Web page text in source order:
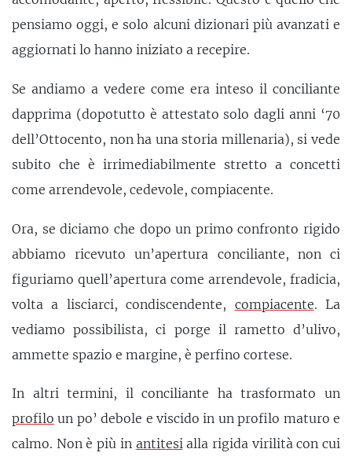
pensiamo oggi, e solo alcuni dizionari più avanzati e
aggiornati lo hanno iniziato a recepire.
Se andiamo a vedere come era inteso il conciliante
dapprima (dopotutto è attestato solo dagli anni ‘70
dell’Ottocento, non ha una storia millenaria), si vede
subito che è irrimediabilmente stretto a concetti
come arrendevole, cedevole, compiacente.
Ora, se diciamo che dopo un primo confronto rigido
abbiamo ricevuto un’apertura conciliante, non ci
figuriamo quell’apertura come arrendevole, fradicia,
volta a lisciarci, condiscendente, compiacente. La
vediamo possibilista, ci porge il rametto d’ulivo,
ammette spazio e margine, è perfino cortese.
In altri termini, il conciliante ha trasformato un
profilo un po’ debole e viscido in un profilo maturo e
calmo. Non è più in antitesialla rigida virilità con cui